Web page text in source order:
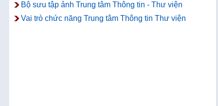
Bộ sưu tập ảnh Trung tâm Thông tin - Thư viện
Vai trò chức năng Trung tâm Thông tin Thư viện